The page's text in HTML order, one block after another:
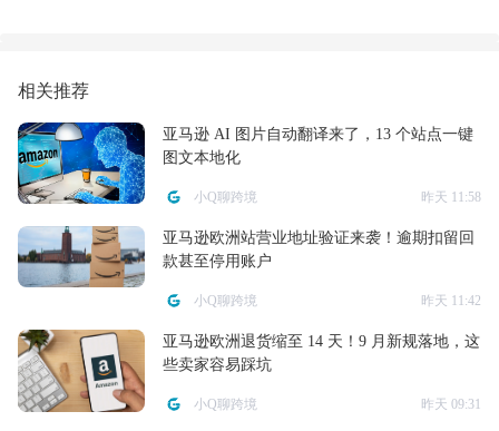
相关推荐
亚马逊 AI 图片自动翻译来了，13 个站点一键
图文本地化
小Q聊跨境 昨天 11:58
亚马逊欧洲站营业地址验证来袭！逾期扣留回
款甚至停用账户
小Q聊跨境 昨天 11:42
亚马逊欧洲退货缩至 14 天！9 月新规落地，这
些卖家容易踩坑
小Q聊跨境 昨天 09:31